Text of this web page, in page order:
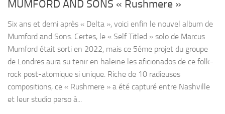
MUMFORD AND SONS « Rushmere »
Six ans et demi après « Delta », voici enfin le nouvel album de
Mumford and Sons. Certes, le « Self Titled » solo de Marcus
Mumford était sorti en 2022, mais ce 5éme projet du groupe
de Londres aura su tenir en haleine les aficionados de ce folk-
rock post-atomique si unique. Riche de 10 radieuses
compositions, ce « Rushmere » a été capturé entre Nashville
et leur studio perso à...